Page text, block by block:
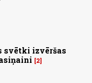
svētki izvēršas
2